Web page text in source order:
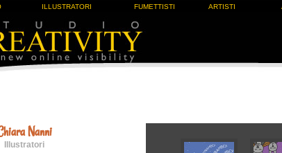
ILLUSTRATORI FUMETTISTI ARTISTI
Nanni
Illustratori